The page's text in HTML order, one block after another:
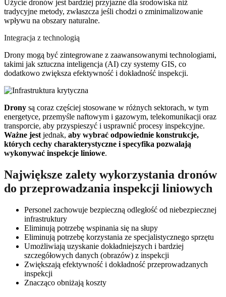
Użycie dronów jest bardziej przyjazne dla środowiska niż
tradycyjne metody, zwłaszcza jeśli chodzi o zminimalizowanie
wpływu na obszary naturalne.
Integracja z technologią
Drony mogą być zintegrowane z zaawansowanymi technologiami,
takimi jak sztuczna inteligencja (AI) czy systemy GIS, co
dodatkowo zwiększa efektywność i dokładność inspekcji.
Drony są coraz częściej stosowane w różnych sektorach, w tym
energetyce, przemyśle naftowym i gazowym, telekomunikacji oraz
transporcie, aby przyspieszyć i usprawnić procesy inspekcyjne.
Ważne jestjednak, aby wybrać odpowiednie konstrukcje,
których cechy charakterystyczne i specyfika pozwalają
wykonywać inspekcje liniowe.
Największe zalety wykorzystania dronów
do przeprowadzania inspekcji liniowych
Personel zachowuje bezpieczną odległość od niebezpiecznej
infrastruktury
Eliminują potrzebę wspinania się na słupy
Eliminują potrzebę korzystania ze specjalistycznego sprzętu
Umożliwiają uzyskanie dokładniejszych i bardziej
szczegółowych danych (obrazów) z inspekcji
Zwiększają efektywność i dokładność przeprowadzanych
inspekcji
Znacząco obniżają koszty